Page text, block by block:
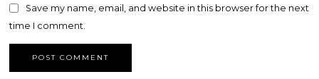
Save my name, email, and website in this browser for the next
time I comment.